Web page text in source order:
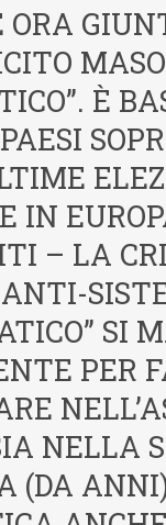
È
IN
– LA
SI
PER
NELLA
(DA